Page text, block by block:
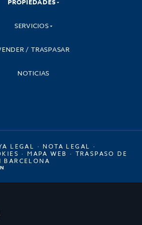
PROPIEDADES
SERVICIOS
/ TRASPASAR
NOTICIAS
LEGAL · NOTA LEGAL ·
· MAPA WEB · TRASPASO DE
BARCELONA